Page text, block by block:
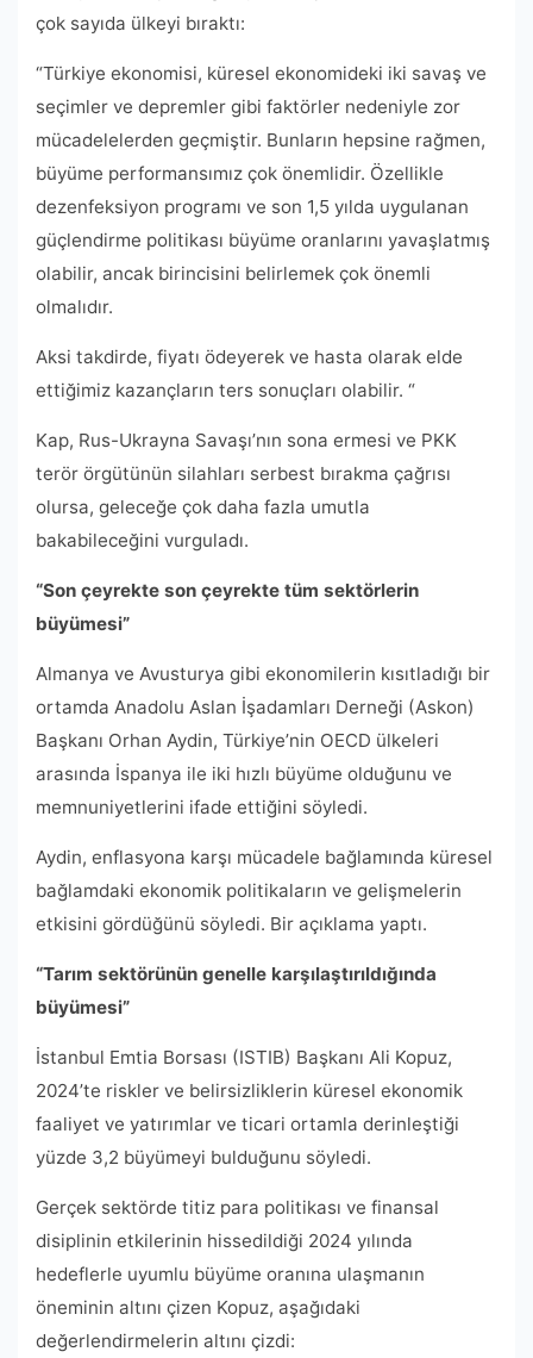
çok sayıda ülkeyi bıraktı:
“Türkiye ekonomisi, küresel ekonomideki iki savaş ve
seçimler ve depremler gibi faktörler nedeniyle zor
mücadelelerden geçmiştir. Bunların hepsine rağmen,
büyüme performansımız çok önemlidir. Özellikle
dezenfeksiyon programı ve son 1,5 yılda uygulanan
güçlendirme politikası büyüme oranlarını yavaşlatmış
olabilir, ancak birincisini belirlemek çok önemli
olmalıdır.
Aksi takdirde, fiyatı ödeyerek ve hasta olarak elde
ettiğimiz kazançların ters sonuçları olabilir. “
Kap, Rus-Ukrayna Savaşı’nın sona ermesi ve PKK
terör örgütünün silahları serbest bırakma çağrısı
olursa, geleceğe çok daha fazla umutla
bakabileceğini vurguladı.
“Son çeyrekte son çeyrekte tüm sektörlerin
büyümesi”
Almanya ve Avusturya gibi ekonomilerin kısıtladığı bir
ortamda Anadolu Aslan İşadamları Derneği (Askon)
Başkanı Orhan Aydin, Türkiye’nin OECD ülkeleri
arasında İspanya ile iki hızlı büyüme olduğunu ve
memnuniyetlerini ifade ettiğini söyledi.
Aydin, enflasyona karşı mücadele bağlamında küresel
bağlamdaki ekonomik politikaların ve gelişmelerin
etkisini gördüğünü söyledi. Bir açıklama yaptı.
“Tarım sektörünün genelle karşılaştırıldığında
büyümesi”
İstanbul Emtia Borsası (ISTIB) Başkanı Ali Kopuz,
2024’te riskler ve belirsizliklerin küresel ekonomik
faaliyet ve yatırımlar ve ticari ortamla derinleştiği
yüzde 3,2 büyümeyi bulduğunu söyledi.
Gerçek sektörde titiz para politikası ve finansal
disiplinin etkilerinin hissedildiği 2024 yılında
hedeflerle uyumlu büyüme oranına ulaşmanın
öneminin altını çizen Kopuz, aşağıdaki
değerlendirmelerin altını çizdi: